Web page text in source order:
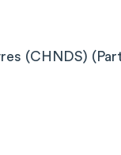
(CHNDS)